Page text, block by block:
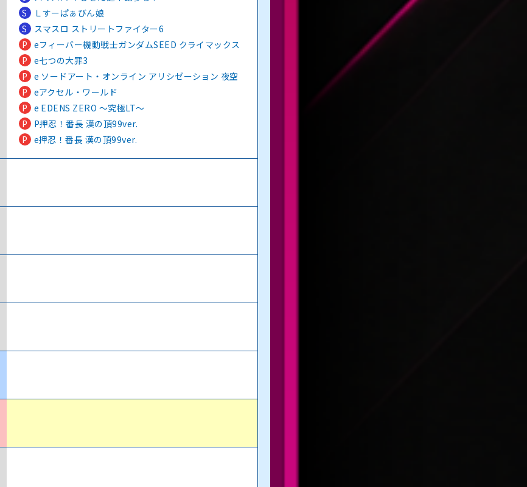
S
Ｌすーぱぁびん娘
S
スマスロ ストリートファイター6
P eフィーバー機動戦士ガンダムSEED クライマックス
P e七つの大罪3
P e ソードアート・オンライン アリシゼーション 夜空
P eアクセル・ワールド
P e EDENS ZERO ～究極LT～
P
P押忍！番長 漢の頂99ver.
P e押忍！番長 漢の頂99ver.